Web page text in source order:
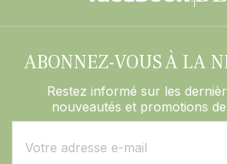
ABONNEZ-VOUS À LA
Restez informé sur les
nouveautés et promotions de